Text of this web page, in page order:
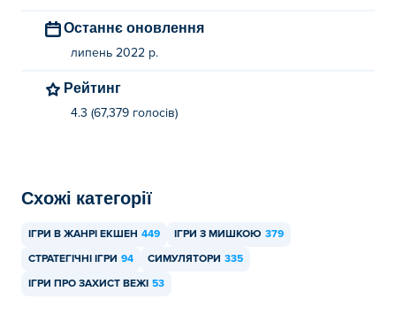
Останнє оновлення
липень 2022 р.
Рейтинг
4.3 (67,379 голосів)
Схожі категорії
ІГРИ В ЖАНРІ ЕКШЕН 449 ІГРИ З МИШКОЮ 379
СТРАТЕГІЧНІ ІГРИ 94 СИМУЛЯТОРИ 335
ІГРИ ПРО ЗАХИСТ ВЕЖІ 53